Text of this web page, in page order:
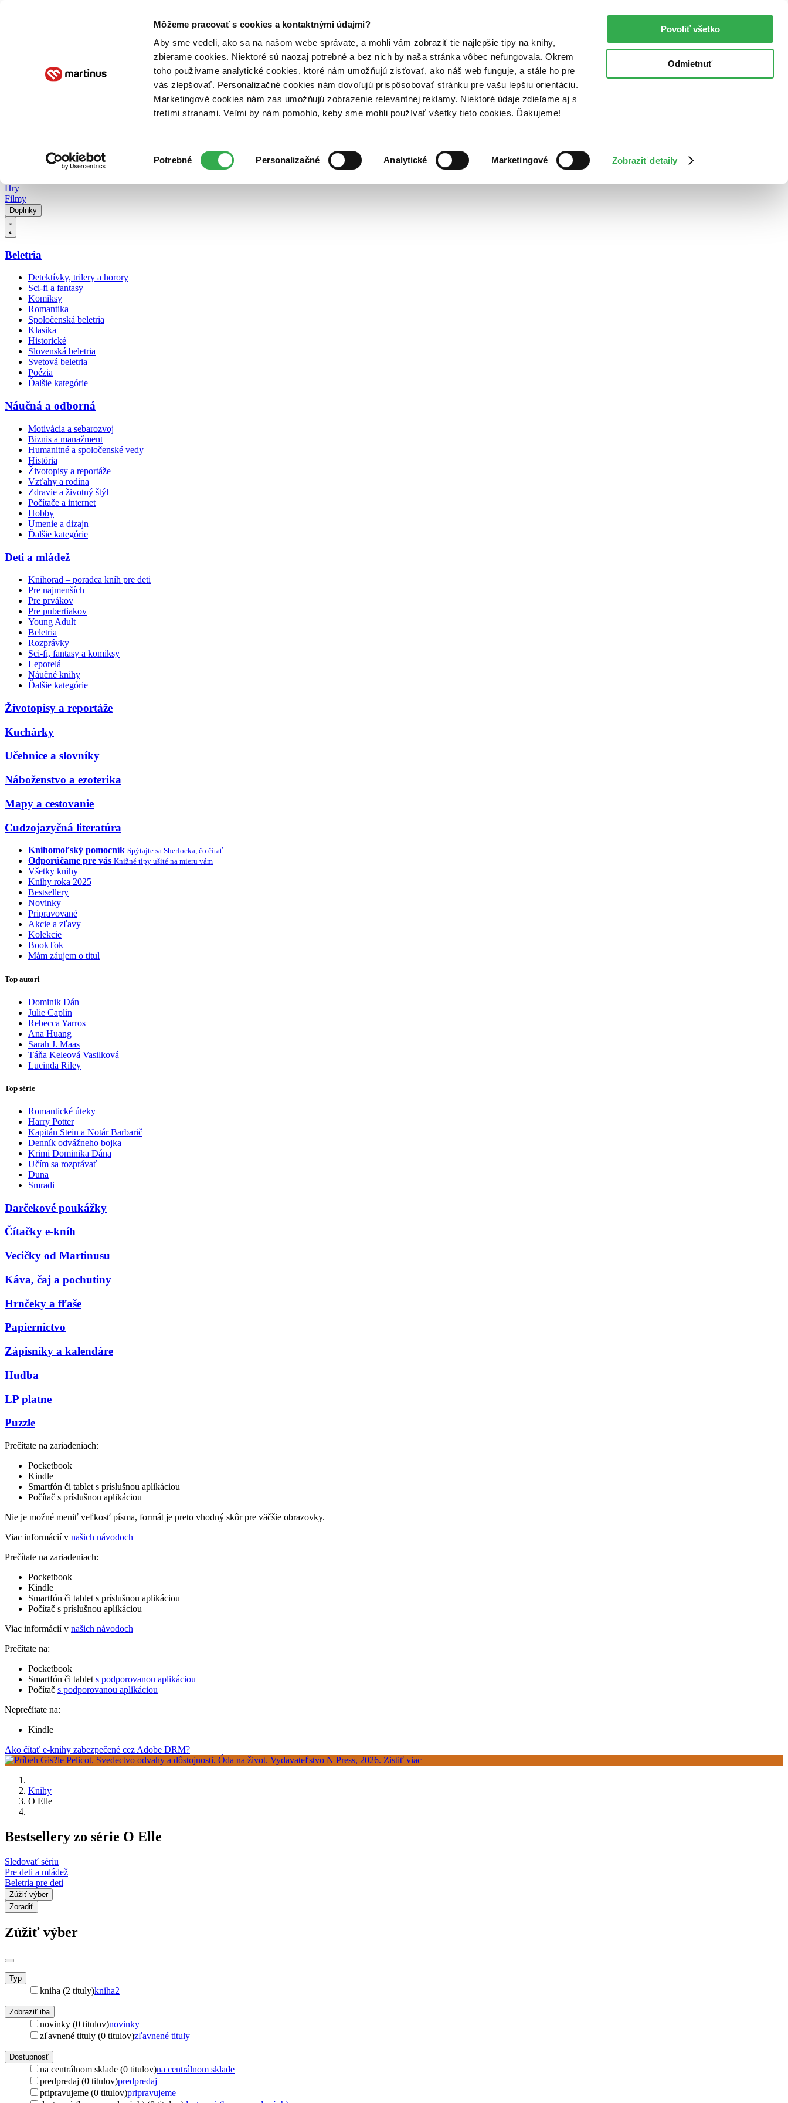
Môžeme pracovať s cookies a kontaktnými údajmi?
Aby sme vedeli, ako sa na našom webe správate, a mohli vám zobraziť tie najlepšie tipy na knihy,
zbierame cookies. Niektoré sú naozaj potrebné a bez nich by naša stránka vôbec nefungovala. Okrem
toho používame analytické cookies, ktoré nám umožňujú zisťovať, ako náš web funguje, a stále ho pre
vás zlepšovať. Personalizačné cookies nám dovoľujú prispôsobovať stránku pre vašu lepšiu orientáciu.
Marketingové cookies nám zas umožňujú zobrazenie relevantnej reklamy. Niektoré údaje zdieľame aj s
tretími stranami. Veľmi by nám pomohlo, keby sme mohli používať všetky tieto cookies. Ďakujeme!
súhlasu
Potrebné Personalizačné Analytické Marketingové Zobraziť detaily
Povoliť všetko
Odmietnuť
Poukážky Kontakt
Hry
Filmy
Doplnky
Beletria
Detektívky, trilery a horory
Sci-fi a fantasy
Komiksy
Romantika
Spoločenská beletria
Klasika
Historické
Slovenská beletria
Svetová beletria
Poézia
Ďalšie kategórie
Náučná a odborná
Motivácia a sebarozvoj
Biznis a manažment
Humanitné a spoločenské vedy
História
Životopisy a reportáže
Vzťahy a rodina
Zdravie a životný štýl
Počítače a internet
Hobby
Umenie a dizajn
Ďalšie kategórie
Deti a mládež
Knihorad – poradca kníh pre deti
Pre najmenších
Pre prvákov
Pre pubertiakov
Young Adult
Beletria
Rozprávky
Sci-fi, fantasy a komiksy
Leporelá
Náučné knihy
Ďalšie kategórie
Životopisy a reportáže
Kuchárky
Učebnice a slovníky
Náboženstvo a ezoterika
Mapy a cestovanie
Cudzojazyčná literatúra
Knihomoľský pomocník Spýtajte sa Sherlocka, čo čítať
Odporúčame pre vás Knižné tipy ušité na mieru vám
Všetky knihy
Knihy roka 2025
Bestsellery
Novinky
Pripravované
Akcie a zľavy
Kolekcie
BookTok
Mám záujem o titul
Top autori
Dominik Dán
Julie Caplin
Rebecca Yarros
Ana Huang
Sarah J. Maas
Táňa Keleová Vasilková
Lucinda Riley
Top série
Romantické úteky
Harry Potter
Kapitán Stein a Notár Barbarič
Denník odvážneho bojka
Krimi Dominika Dána
Učím sa rozprávať
Duna
Smradi
Darčekové poukážky
Čítačky e-kníh
Vecičky od Martinusu
Káva, čaj a pochutiny
Hrnčeky a fľaše
Papiernictvo
Zápisníky a kalendáre
Hudba
LP platne
Puzzle
Prečítate na zariadeniach:
Pocketbook
Kindle
Smartfón či tablet s príslušnou aplikáciou
Počítač s príslušnou aplikáciou
Nie je možné meniť veľkosť písma, formát je preto vhodný skôr pre väčšie obrazovky.
Viac informácií v našich návodoch
Prečítate na zariadeniach:
Pocketbook
Kindle
Smartfón či tablet s príslušnou aplikáciou
Počítač s príslušnou aplikáciou
Viac informácií v našich návodoch
Prečítate na:
Pocketbook
Smartfón či tablet s podporovanou aplikáciou
Počítač s podporovanou aplikáciou
Neprečítate na:
Kindle
Ako čítať e-knihy zabezpečené cez Adobe DRM?
Knihy
O Elle
Bestsellery zo série O Elle
Sledovať sériu
Pre deti a mládež
Beletria pre deti
Zúžiť výber
Zoradiť
Zúžiť výber
Typ
kniha (2 tituly)kniha2
Zobraziť iba
novinky (0 titulov)novinky
zľavnené tituly (0 titulov)zľavnené tituly
Dostupnosť
na centrálnom sklade (0 titulov)na centrálnom sklade
predpredaj (0 titulov)predpredaj
pripravujeme (0 titulov)pripravujeme